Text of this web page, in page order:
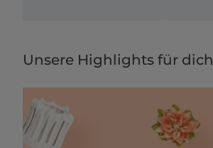
Unsere Highlights für dich